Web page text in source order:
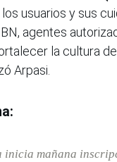
usuarios y sus
agentes
la cultura
Arpasi.
inicia mañana